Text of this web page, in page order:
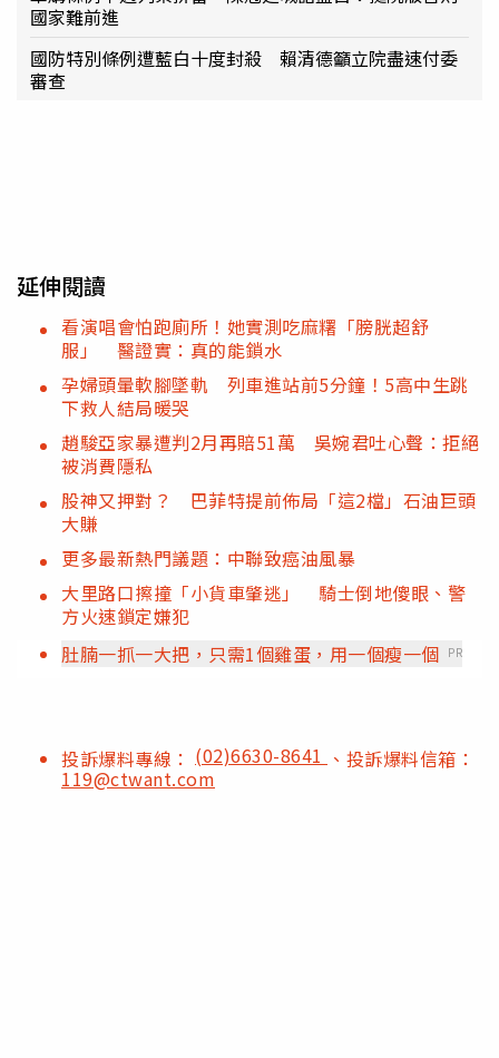
國家難前進
國防特別條例遭藍白十度封殺 賴清德籲立院盡速付委
審查
延伸閱讀
看演唱會怕跑廁所！她實測吃麻糬「膀胱超舒
服」 醫證實：真的能鎖水
孕婦頭暈軟腳墜軌 列車進站前5分鐘！5高中生跳
下救人結局暖哭
趙駿亞家暴遭判2月再賠51萬 吳婉君吐心聲：拒絕
被消費隱私
股神又押對？ 巴菲特提前佈局「這2檔」石油巨頭
大賺
更多最新熱門議題：中聯致癌油風暴
大里路口擦撞「小貨車肇逃」 騎士倒地傻眼、警
方火速鎖定嫌犯
肚腩一抓一大把，只需1個雞蛋，用一個瘦一個 PR
投訴爆料專線： (02)6630-8641 、投訴爆料信箱：
119@ctwant.com